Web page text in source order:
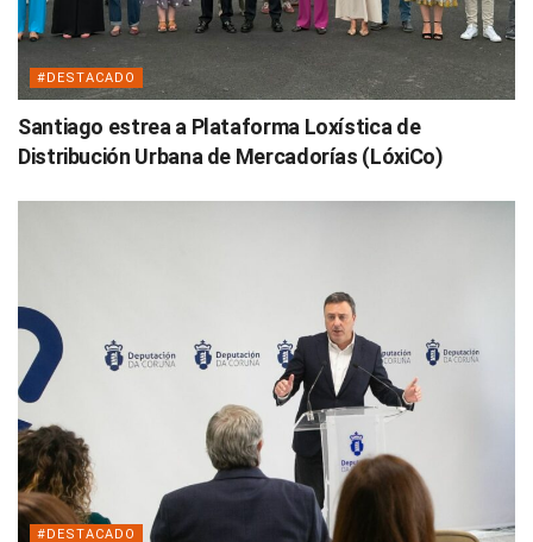
#DESTACADO
Santiago estrea a Plataforma Loxística de
Distribución Urbana de Mercadorías (LóxiCo)
#DESTACADO